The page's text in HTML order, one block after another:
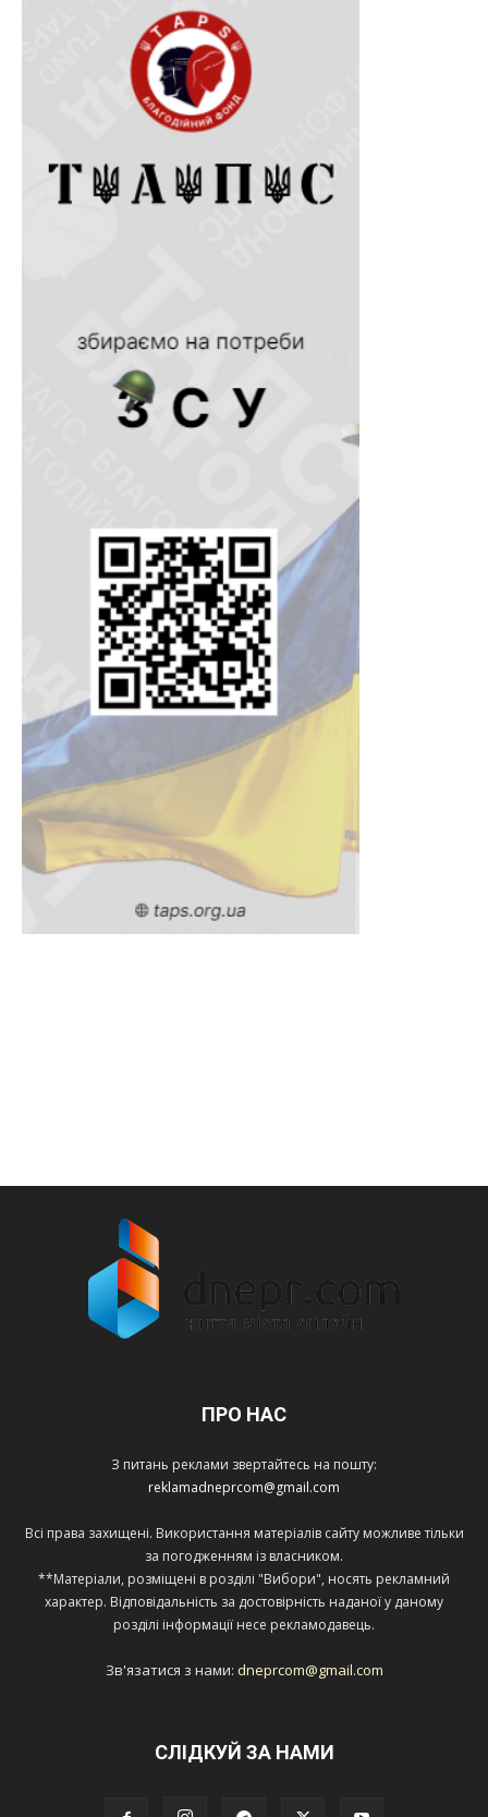
ПРО НАС
З питань реклами звертайтесь на пошту:
reklamadneprcom@gmail.com
Всі права захищені. Використання матеріалів сайту можливе тільки
за погодженням із власником.
**Матеріали, розміщені в розділі "Вибори", носять рекламний
характер. Відповідальність за достовірність наданої у даному
розділі інформації несе рекламодавець.
Зв'язатися з нами: dneprcom@gmail.com
СЛІДКУЙ ЗА НАМИ